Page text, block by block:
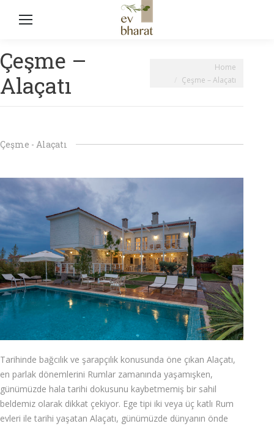
Çeşme –
Alaçatı
Home
Çeşme – Alaçatı
Çeşme - Alaçatı
Tarihinde bağcılık ve şarapçılık konusunda öne çıkan Alaçatı,
en parlak dönemlerini Rumlar zamanında yaşamışken,
günümüzde hala tarihi dokusunu kaybetmemiş bir sahil
beldemiz olarak dikkat çekiyor. Ege tipi iki veya üç katlı Rum
evleri ile tarihi yaşatan Alaçatı, günümüzde dünyanın önde